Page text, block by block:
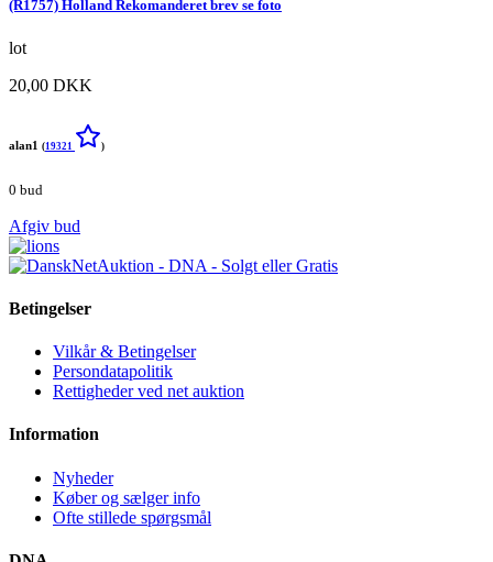
(R1757) Holland Rekomanderet brev se foto
lot
20,00 DKK
alan1 (19321 )
0 bud
Afgiv bud
Betingelser
Vilkår & Betingelser
Persondatapolitik
Rettigheder ved net auktion
Information
Nyheder
Køber og sælger info
Ofte stillede spørgsmål